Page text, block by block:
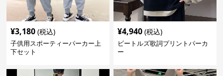
¥3,180 (税込)
子供用スポーティーパーカー上
下セット
¥4,940 (税込)
ビートルズ歌詞プリントパーカ
ー